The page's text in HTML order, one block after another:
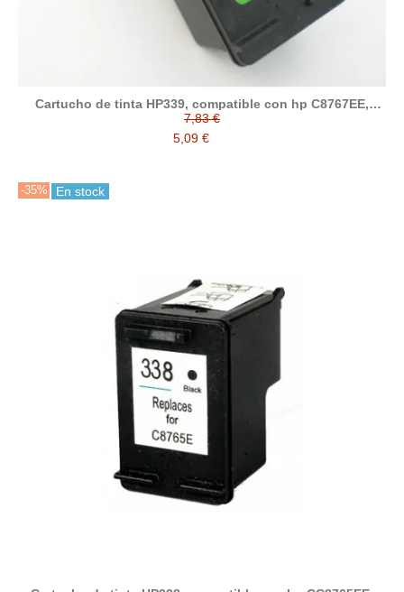
Cartucho de tinta HP339, compatible con hp C8767EE,
negro
7,83 €
5,09 €
-35% En stock